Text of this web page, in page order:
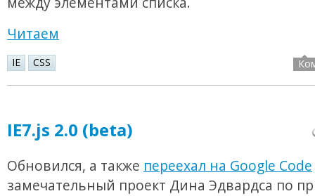
Читаем
IE CSS
IE7.js 2.0 (beta)
Обновился, а также переехал на Google Code
замечательный проект Дина Эдвардса по